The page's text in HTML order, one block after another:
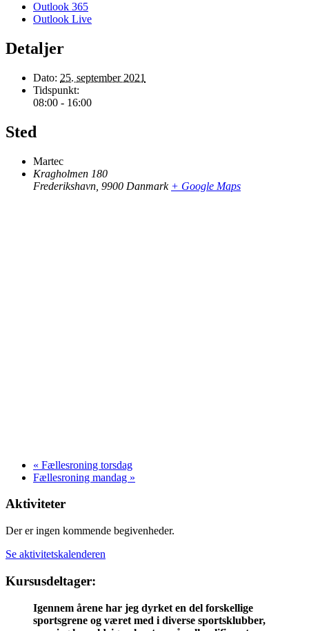
Outlook 365
Outlook Live
Detaljer
Dato: 25. september 2021
Tidspunkt:
08:00 - 16:00
Sted
Martec
Kragholmen 180
Frederikshavn 9900 Danmark + Google Maps
« Fællesroning torsdag
Fællesroning mandag »
Aktiviteter
Der er ingen kommende begivenheder.
Se aktivitetskalenderen
Kursusdeltager:
Igennem årene har jeg dyrket en del forskellige
sportsgrene og været med i diverse sportsklubber,